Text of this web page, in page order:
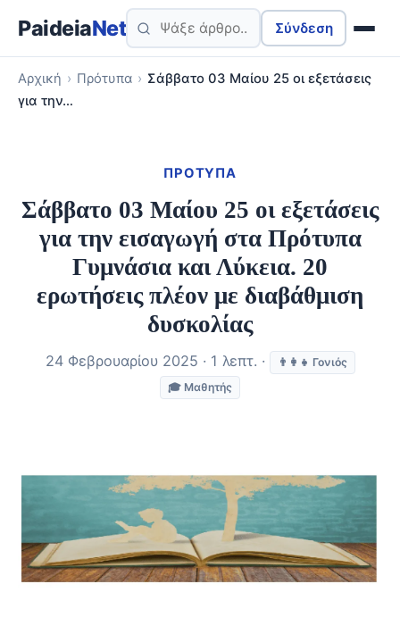
PaideiaNet Σύνδεση
Αρχική › Πρότυπα › Σάββατο 03 Μαίου 25 οι εξετάσεις
για την…
ΠΡΌΤΥΠΑ
Σάββατο 03 Μαίου 25 οι εξετάσεις
για την εισαγωγή στα Πρότυπα
Γυμνάσια και Λύκεια. 20
ερωτήσεις πλέον με διαβάθμιση
δυσκολίας
24 Φεβρουαρίου 2025 · 1 λεπτ. ·
👨‍👩‍👧 Γονιός
🎓 Μαθητής